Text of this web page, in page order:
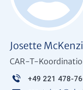
Josette
CAR-T-
+49 221 478-